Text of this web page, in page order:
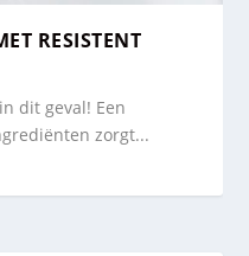
RESISTENT
dit geval! Een
zorgt...